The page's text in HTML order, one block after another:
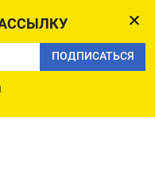
ПОДПИСАТЬСЯ
языке